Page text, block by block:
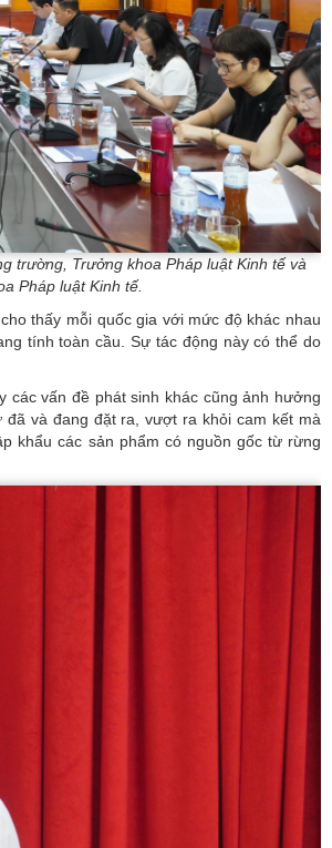
trường, Trưởng khoa Pháp luật Kinh tế và
Pháp luật Kinh tế.
thấy mỗi quốc gia với mức độ khác nhau
tính toàn cầu. Sự tác động này có thể do
các vấn đề phát sinh khác cũng ảnh hưởng
và đang đặt ra, vượt ra khỏi cam kết mà
khẩu các sản phẩm có nguồn gốc từ rừng